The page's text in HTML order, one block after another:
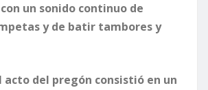
un sonido continuo de
y de batir tambores y
acto del pregón consistió en un